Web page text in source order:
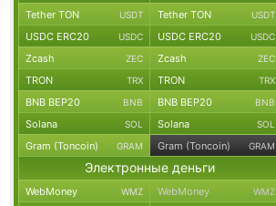
Tether TON USDT Tether TON USDT
USDC ERC20 USDC USDC ERC20 USDC
Zcash ZEC Zcash ZEC
TRON TRX TRON TRX
BNB BEP20 BNB BNB BEP20 BNB
Solana SOL Solana SOL
Gram (Toncoin) GRAM Gram (Toncoin) GRAM
Электронные деньги
WebMoney WMZ WebMoney WMZ